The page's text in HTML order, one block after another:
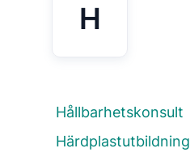
H
Hållbarhetskonsult
Härdplastutbildning